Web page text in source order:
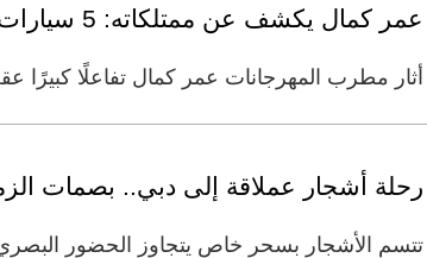
عمر كمال يكشف عن ممتلكاته: 5 سيارات وأغلاها بـ9 ملايين جنيه
أثار مطرب المهرجانات عمر كمال تفاعلًا كبيرًا
رحلة أشجار عملاقة إلى دبي.. بصمات
تتسم الأشجار بسحر خاص يتجاوز الحضور